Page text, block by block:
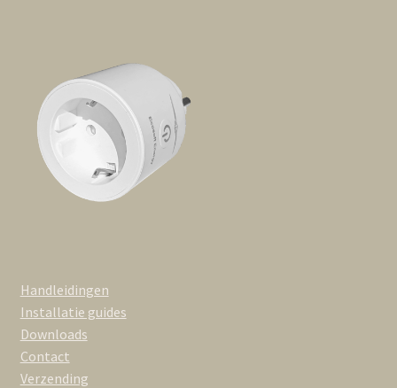
Handleidingen
Installatie guides
Downloads
Contact
Verzending